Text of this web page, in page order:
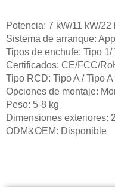
Potencia: 7 kW/11 kW/22
Sistema de arranque:
Tipos de enchufe: Tipo 1/
Certificados: CE/FCC/
Tipo RCD: Tipo A / Tipo
Opciones de montaje:
Peso: 5-8 kg
Dimensiones exteriores:
ODM&OEM: Disponible